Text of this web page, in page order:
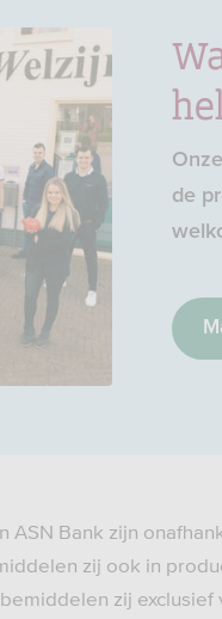
de
ASN Bank zijn
zij ook in
zij